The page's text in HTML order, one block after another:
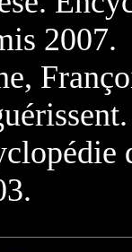
2007.